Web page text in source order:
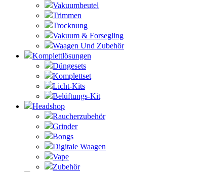
Vakuumbeutel
Trimmen
Trocknung
Vakuum & Forsegling
Waagen Und Zubehör
Komplettlösungen
Düngesets
Komplettset
Licht-Kits
Belüftungs-Kit
Headshop
Raucherzubehör
Grinder
Bongs
Digitale Waagen
Vape
Zubehör